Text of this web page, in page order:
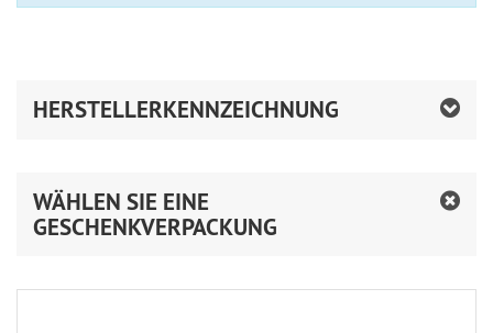
HERSTELLERKENNZEICHNUNG
WÄHLEN SIE EINE
GESCHENKVERPACKUNG